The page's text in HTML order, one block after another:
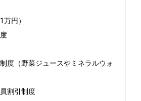
万円）
度（野菜ジュースやミネラルウォ
割引制度